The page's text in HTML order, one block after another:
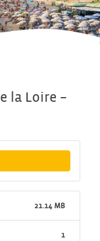
la Loire –
21.14 MB
1